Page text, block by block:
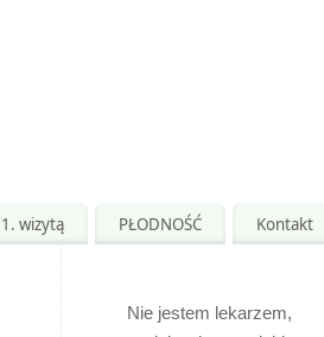
wizytą PŁODNOŚĆ Kontakt
Nie jestem lekarzem,